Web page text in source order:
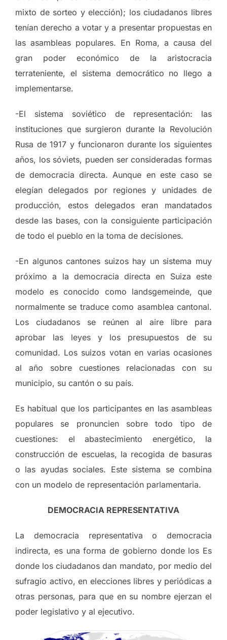
mixto de sorteo y elección); los ciudadanos libres
tenían derecho a votar y a presentar propuestas en
las asambleas populares. En Roma, a causa del
gran poder económico de la aristocracia
terrateniente, el sistema democrático no llego a
implementarse.
-El sistema soviético de representación: las
instituciones que surgieron durante la Revolución
Rusa de 1917 y funcionaron durante los siguientes
años, los sóviets, pueden ser consideradas formas
de democracia directa. Aunque en este caso se
elegían delegados por regiones y unidades de
producción, estos delegados eran mandatados
desde las bases, con la consiguiente participación
de todo el pueblo en la toma de decisiones.
-En algunos cantones suizos hay un sistema muy
próximo a la democracia directa en Suiza este
modelo es conocido como landsgemeinde, que
normalmente se traduce como asamblea cantonal.
Los ciudadanos se reúnen al aire libre para
aprobar las leyes y los presupuestos de su
comunidad. Los suizos votan en varias ocasiones
al año sobre cuestiones relacionadas con su
municipio, su cantón o su país.
Es habitual que los participantes en las asambleas
populares se pronuncien sobre todo tipo de
cuestiones: el abastecimiento energético, la
construcción de escuelas, la recogida de basuras
o las ayudas sociales. Este sistema se combina
con un modelo de representación parlamentaria.
DEMOCRACIA REPRESENTATIVA
La democracia representativa o democracia
indirecta, es una forma de gobierno donde los Es
donde los ciudadanos dan mandato, por medio del
sufragio activo, en elecciones libres y periódicas a
otras personas, para que en su nombre ejerzan el
poder legislativo y al ejecutivo.